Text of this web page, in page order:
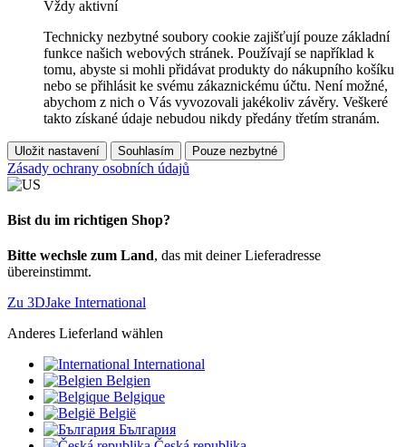
Vždy aktivní
Technicky nezbytné soubory cookie zajišťují pouze základní
funkce našich webových stránek. Používají se například k
tomu, abyste si mohli přidávat produkty do nákupního košíku
nebo se přihlásit ke svému zákaznickému účtu. Není možné,
abychom z nich o Vás vyvozovali jakékoliv závěry. Veškeré
takto získané údaje nebudou nikdy předány třetím stranám.
Uložit nastavení Souhlasím Pouze nezbytné
Zásady ochrany osobních údajů
Bist du im richtigen Shop?
Bitte wechsle zum Land, das mit deiner Lieferadresse
übereinstimmt.
Zu 3DJake International
Anderes Lieferland wählen
International
Belgien
Belgique
België
България